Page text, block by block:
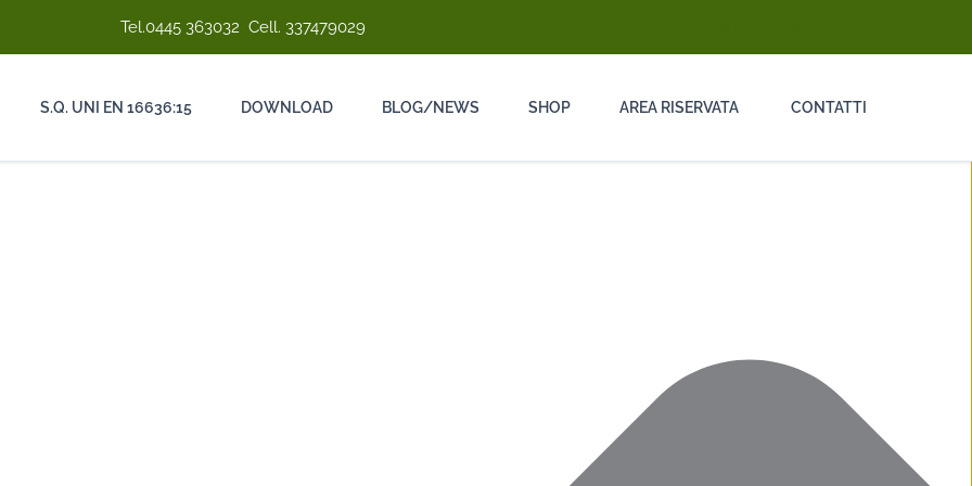
Tel.0445 363032 Cell. 337479029
S.Q. UNI EN 16636:15 DOWNLOAD BLOG/NEWS SHOP AREA RISERVATA CONTATTI